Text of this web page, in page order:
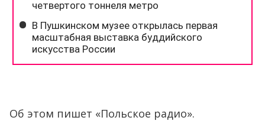
Об этом пишет «Польское радио».